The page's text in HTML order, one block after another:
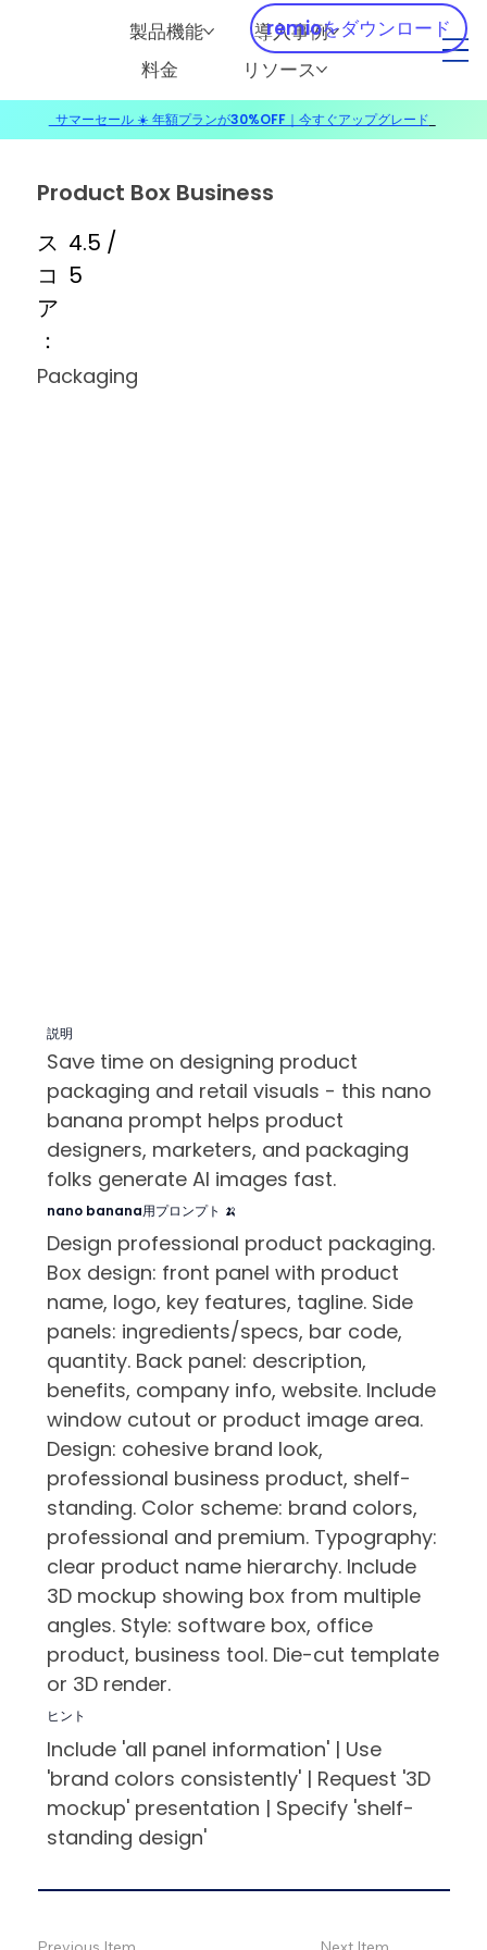
製品機能
導入事例
料金
リソース
remioをダウンロード
Product Box Business
ス
コ
ア
：
4.5 /
5
Packaging
説明
Save time on designing product
packaging and retail visuals - this nano
banana prompt helps product
designers, marketers, and packaging
folks generate AI images fast.
nano banana用プロンプト 🍌
Design professional product packaging.
Box design: front panel with product
name, logo, key features, tagline. Side
panels: ingredients/specs, bar code,
quantity. Back panel: description,
benefits, company info, website. Include
window cutout or product image area.
Design: cohesive brand look,
professional business product, shelf-
standing. Color scheme: brand colors,
professional and premium. Typography:
clear product name hierarchy. Include
3D mockup showing box from multiple
angles. Style: software box, office
product, business tool. Die-cut template
or 3D render.
ヒント
Include 'all panel information' | Use
'brand colors consistently' | Request '3D
mockup' presentation | Specify 'shelf-
standing design'
サマーセール ☀️ 年額プランが30%OFF｜今すぐアップグレード